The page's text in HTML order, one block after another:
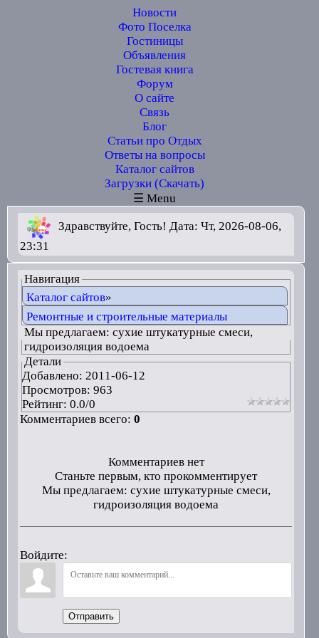
Новости
Фото Поселка
Гостиницы
Объявления
Гостевая книга
Форум
О сайте
Связь
Блог
Статьи про Отдых
Ответы на вопросы
Каталог сайтов
Загрузки (Скачать)
☰ Menu
Здравствуйте, Гость! Дата: Чт, 2026-08-06,
23:31
Навигация
Каталог сайтов»
Ремонтные и строительные материалы
Мы предлагаем: сухие штукатурные смеси,
гидроизоляция водоема
Детали
Добавлено: 2011-06-12
Просмотров: 963
Рейтинг: 0.0/0
Комментариев всего: 0
Комментариев нет
Станьте первым, кто прокомментирует
Мы предлагаем: сухие штукатурные смеси,
гидроизоляция водоема
Войдите:
Отправить